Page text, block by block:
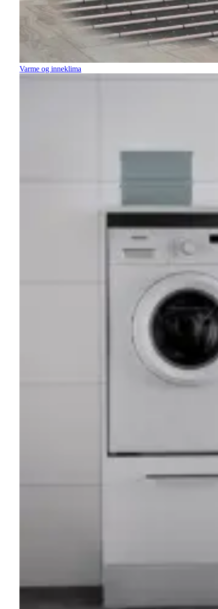
Varme og inneklima